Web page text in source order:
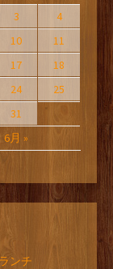
6月 »
3
4
10
11
17
18
24
25
31
ンチ